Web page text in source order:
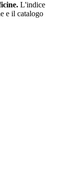
L'indice
e il catalogo